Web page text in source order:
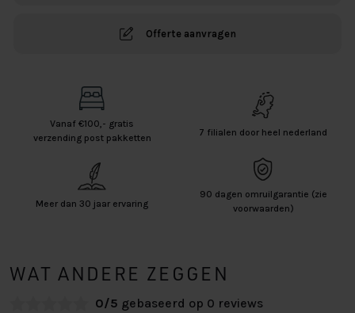
Offerte aanvragen
Vanaf €100,- gratis
verzending post pakketten
7 filialen door heel nederland
Meer dan 30 jaar ervaring
90 dagen omruilgarantie (zie
voorwaarden)
WAT ANDERE ZEGGEN
0/5 gebaseerd op 0 reviews